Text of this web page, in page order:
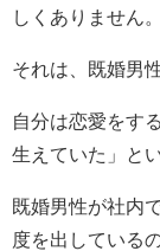
しくありません。
それは、既婚男
自分は恋愛をす
生えていた」と
既婚男性が社内
度を出している